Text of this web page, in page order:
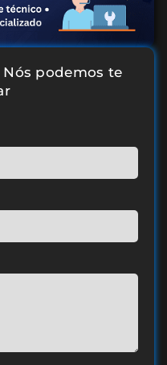
podemos te